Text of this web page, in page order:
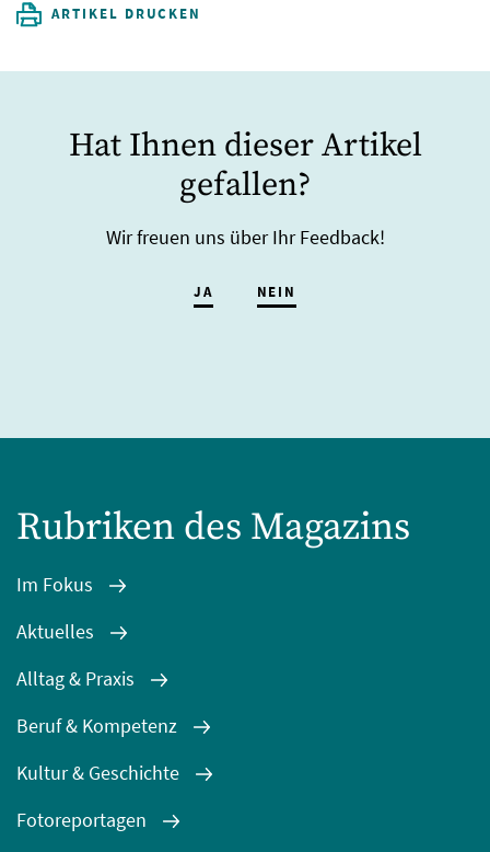
ARTIKEL DRUCKEN
Hat Ihnen dieser Artikel
gefallen?
Wir freuen uns über Ihr Feedback!
JA NEIN
Rubriken des Magazins
Im Fokus
Aktuelles
Alltag & Praxis
Beruf & Kompetenz
Kultur & Geschichte
Fotoreportagen